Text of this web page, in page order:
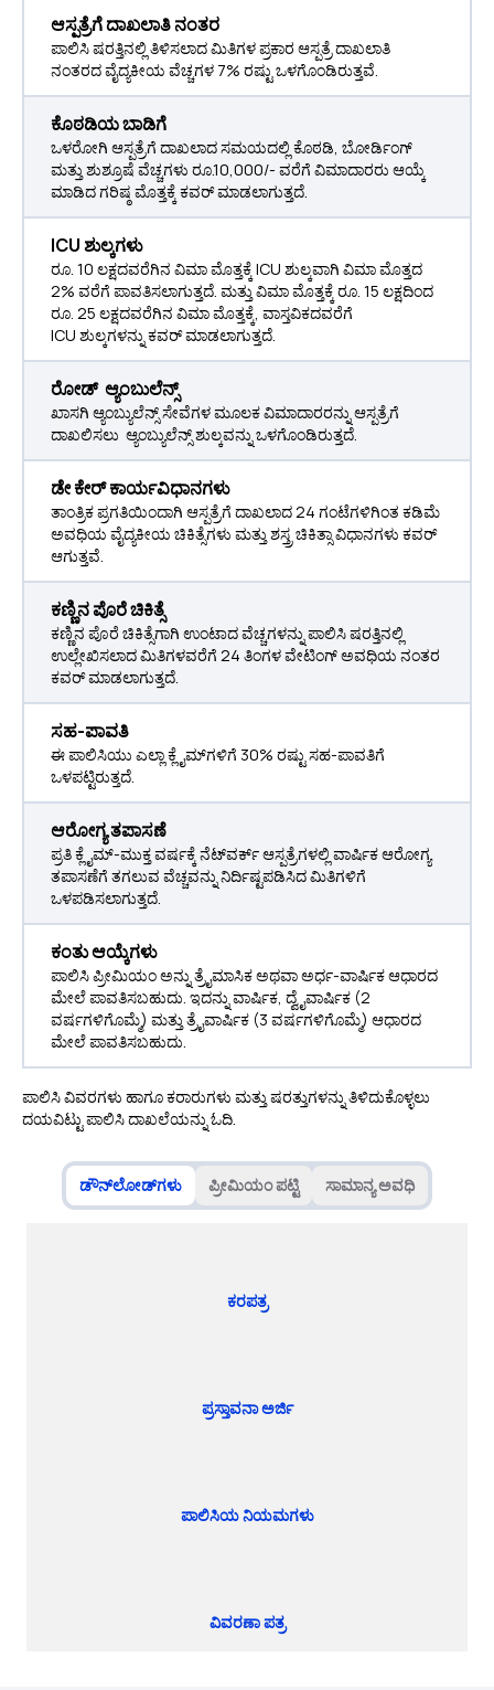
ಆಸ್ಪತ್ರೆಗೆ ದಾಖಲಾತಿ ನಂತರ
ಪಾಲಿಸಿ ಷರತ್ತಿನಲ್ಲಿ ತಿಳಿಸಲಾದ ಮಿತಿಗಳ ಪ್ರಕಾರ ಆಸ್ಪತ್ರೆ ದಾಖಲಾತಿ
ನಂತರದ ವೈದ್ಯಕೀಯ ವೆಚ್ಚಗಳ 7% ರಷ್ಟು ಒಳಗೊಂಡಿರುತ್ತವೆ.
ಕೊಠಡಿಯ ಬಾಡಿಗೆ
ಒಳರೋಗಿ ಆಸ್ಪತ್ರೆಗೆ ದಾಖಲಾದ ಸಮಯದಲ್ಲಿ ಕೊಠಡಿ, ಬೋರ್ಡಿಂಗ್
ಮತ್ತು ಶುಶ್ರೂಷೆ ವೆಚ್ಚಗಳು ರೂ.10,000/- ವರೆಗೆ ವಿಮಾದಾರರು ಆಯ್ಕೆ
ಮಾಡಿದ ಗರಿಷ್ಠ ಮೊತ್ತಕ್ಕೆ ಕವರ್ ಮಾಡಲಾಗುತ್ತದೆ.
ICU ಶುಲ್ಕಗಳು
ರೂ. 10 ಲಕ್ಷದವರೆಗಿನ ವಿಮಾ ಮೊತ್ತಕ್ಕೆ ICU ಶುಲ್ಕವಾಗಿ ವಿಮಾ ಮೊತ್ತದ
2% ವರೆಗೆ ಪಾವತಿಸಲಾಗುತ್ತದೆ. ಮತ್ತು ವಿಮಾ ಮೊತ್ತಕ್ಕೆ ರೂ. 15 ಲಕ್ಷದಿಂದ
ರೂ. 25 ಲಕ್ಷದವರೆಗಿನ ವಿಮಾ ಮೊತ್ತಕ್ಕೆ, ವಾಸ್ತವಿಕದವರೆಗೆ
ICU ಶುಲ್ಕಗಳನ್ನು ಕವರ್ ಮಾಡಲಾಗುತ್ತದೆ.
ರೋಡ್ ಆ್ಯಂಬುಲೆನ್ಸ್
ಖಾಸಗಿ ಆ್ಯಂಬ್ಯುಲೆನ್ಸ್ ಸೇವೆಗಳ ಮೂಲಕ ವಿಮಾದಾರರನ್ನು ಆಸ್ಪತ್ರೆಗೆ
ದಾಖಲಿಸಲು ಆ್ಯಂಬ್ಯುಲೆನ್ಸ್ ಶುಲ್ಕವನ್ನು ಒಳಗೊಂಡಿರುತ್ತದೆ.
ಡೇ ಕೇರ್ ಕಾರ್ಯವಿಧಾನಗಳು
ತಾಂತ್ರಿಕ ಪ್ರಗತಿಯಿಂದಾಗಿ ಆಸ್ಪತ್ರೆಗೆ ದಾಖಲಾದ 24 ಗಂಟೆಗಳಿಗಿಂತ ಕಡಿಮೆ
ಅವಧಿಯ ವೈದ್ಯಕೀಯ ಚಿಕಿತ್ಸೆಗಳು ಮತ್ತು ಶಸ್ತ್ರ ಚಿಕಿತ್ಸಾ ವಿಧಾನಗಳು ಕವರ್
ಆಗುತ್ತವೆ.
ಕಣ್ಣಿನ ಪೊರೆ ಚಿಕಿತ್ಸೆ
ಕಣ್ಣಿನ ಪೊರೆ ಚಿಕಿತ್ಸೆಗಾಗಿ ಉಂಟಾದ ವೆಚ್ಚಗಳನ್ನು ಪಾಲಿಸಿ ಷರತ್ತಿನಲ್ಲಿ
ಉಲ್ಲೇಖಿಸಲಾದ ಮಿತಿಗಳವರೆಗೆ 24 ತಿಂಗಳ ವೇಟಿಂಗ್ ಅವಧಿಯ ನಂತರ
ಕವರ್ ಮಾಡಲಾಗುತ್ತದೆ.
ಸಹ-ಪಾವತಿ
ಈ ಪಾಲಿಸಿಯು ಎಲ್ಲಾ ಕ್ಲೈಮ್‌ಗಳಿಗೆ 30% ರಷ್ಟು ಸಹ-ಪಾವತಿಗೆ
ಒಳಪಟ್ಟಿರುತ್ತದೆ.
ಆರೋಗ್ಯ ತಪಾಸಣೆ
ಪ್ರತಿ ಕ್ಲೈಮ್-ಮುಕ್ತ ವರ್ಷಕ್ಕೆ ನೆಟ್‌ವರ್ಕ್ ಆಸ್ಪತ್ರೆಗಳಲ್ಲಿ ವಾರ್ಷಿಕ ಆರೋಗ್ಯ
ತಪಾಸಣೆಗೆ ತಗಲುವ ವೆಚ್ಚವನ್ನು ನಿರ್ದಿಷ್ಟಪಡಿಸಿದ ಮಿತಿಗಳಿಗೆ
ಒಳಪಡಿಸಲಾಗುತ್ತದೆ.
ಕಂತು ಆಯ್ಕೆಗಳು
ಪಾಲಿಸಿ ಪ್ರೀಮಿಯಂ ಅನ್ನು ತ್ರೈಮಾಸಿಕ ಅಥವಾ ಅರ್ಧ-ವಾರ್ಷಿಕ ಆಧಾರದ
ಮೇಲೆ ಪಾವತಿಸಬಹುದು. ಇದನ್ನು ವಾರ್ಷಿಕ, ದ್ವೈವಾರ್ಷಿಕ (2
ವರ್ಷಗಳಿಗೊಮ್ಮೆ) ಮತ್ತು ತ್ರೈವಾರ್ಷಿಕ (3 ವರ್ಷಗಳಿಗೊಮ್ಮೆ) ಆಧಾರದ
ಮೇಲೆ ಪಾವತಿಸಬಹುದು.
ಪಾಲಿಸಿ ವಿವರಗಳು ಹಾಗೂ ಕರಾರುಗಳು ಮತ್ತು ಷರತ್ತುಗಳನ್ನು ತಿಳಿದುಕೊಳ್ಳಲು
ದಯವಿಟ್ಟು ಪಾಲಿಸಿ ದಾಖಲೆಯನ್ನು ಓದಿ.
ಡೌನ್‌ಲೋಡ್‌ಗಳು ಪ್ರೀಮಿಯಂ ಪಟ್ಟಿ ಸಾಮಾನ್ಯ ಅವಧಿ
ಕರಪತ್ರ
ಪ್ರಸ್ತಾವನಾ ಅರ್ಜಿ
ಪಾಲಿಸಿಯ ನಿಯಮಗಳು
ವಿವರಣಾ ಪತ್ರ